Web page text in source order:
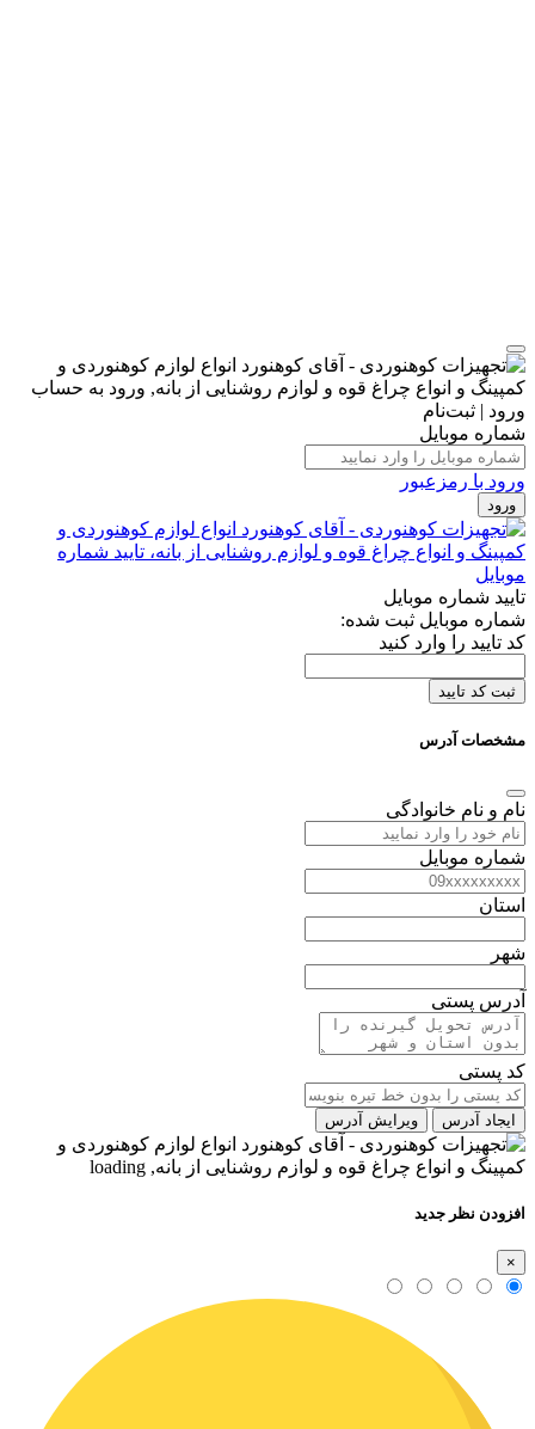
ورود | ثبت‌نام
شماره موبایل
ورود با رمزعبور
ورود
تایید شماره موبایل
شماره موبایل ثبت شده:
کد تایید را وارد کنید
ثبت کد تایید
مشخصات آدرس
نام و نام خانوادگی
شماره موبایل
استان
شهر
آدرس پستی
کد پستی
ایجاد آدرس ویرایش آدرس
افزودن نظر جدید
×